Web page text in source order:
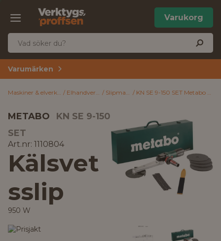
Varukorg
Varumärken
Maskiner & elverktyg Elhandverktyg Slipmaskiner KN SE 9-150 SET Metabo Kälsvetsslip 950 W
METABO
KN SE 9-150
SET
Art.nr: 1110804
Kälsvet
sslip
950 W